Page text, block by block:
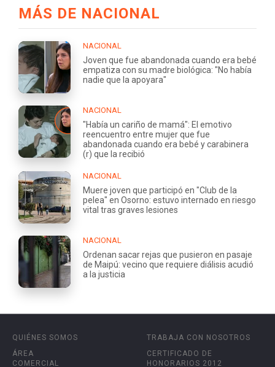
MÁS DE NACIONAL
NACIONAL
Joven que fue abandonada cuando era bebé
empatiza con su madre biológica: "No había
nadie que la apoyara"
NACIONAL
"Había un cariño de mamá": El emotivo
reencuentro entre mujer que fue
abandonada cuando era bebé y carabinera
(r) que la recibió
NACIONAL
Muere joven que participó en "Club de la
pelea" en Osorno: estuvo internado en riesgo
vital tras graves lesiones
NACIONAL
Ordenan sacar rejas que pusieron en pasaje
de Maipú: vecino que requiere diálisis acudió
a la justicia
QUIÉNES SOMOS
ÁREA
COMERCIAL
TRABAJA CON NOSOTROS
CERTIFICADO DE
HONORARIOS 2012